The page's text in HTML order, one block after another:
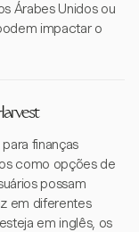
Árabes Unidos ou
impactar o
finanças
como opções de
possam
em diferentes
em inglês, os